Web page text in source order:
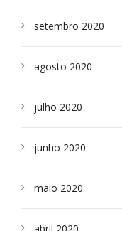
setembro 2020
agosto 2020
julho 2020
junho 2020
maio 2020